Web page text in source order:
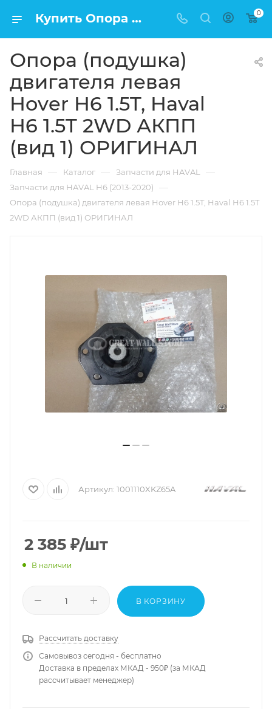
Купить Опора (подушка) двигателя левая Hover H6 1.5T, Haval H6 1.5T 2WD АКПП (вид 1) ОРИГИНАЛ в Москве по низкой цене 0
Опора (подушка)
двигателя левая
Hover H6 1.5T, Haval
H6 1.5T 2WD АКПП
(вид 1) ОРИГИНАЛ
Главная — Каталог — Запчасти для HAVAL —
Запчасти для HAVAL H6 (2013-2020) —
Опора (подушка) двигателя левая Hover H6 1.5T, Haval H6 1.5T
2WD АКПП (вид 1) ОРИГИНАЛ
Артикул: 1001110XKZ65A
2 385 ₽/шт
В наличии
В КОРЗИНУ
Рассчитать доставку
Самовывоз сегодня - бесплатно
Доставка в пределах МКАД - 950₽ (за МКАД
рассчитывает менеджер)